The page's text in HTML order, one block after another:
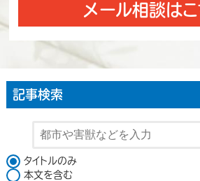
メール相談はこ
記事検索
検索対象
タイトルのみ
本文を含む